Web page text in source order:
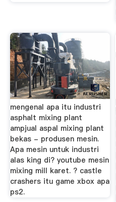
mengenal apa itu industri
asphalt mixing plant
ampjual aspal mixing plant
bekas - produsen mesin.
Apa mesin untuk industri
alas king di? youtube mesin
mixing mill karet. ? castle
crashers itu game xbox apa
ps2.